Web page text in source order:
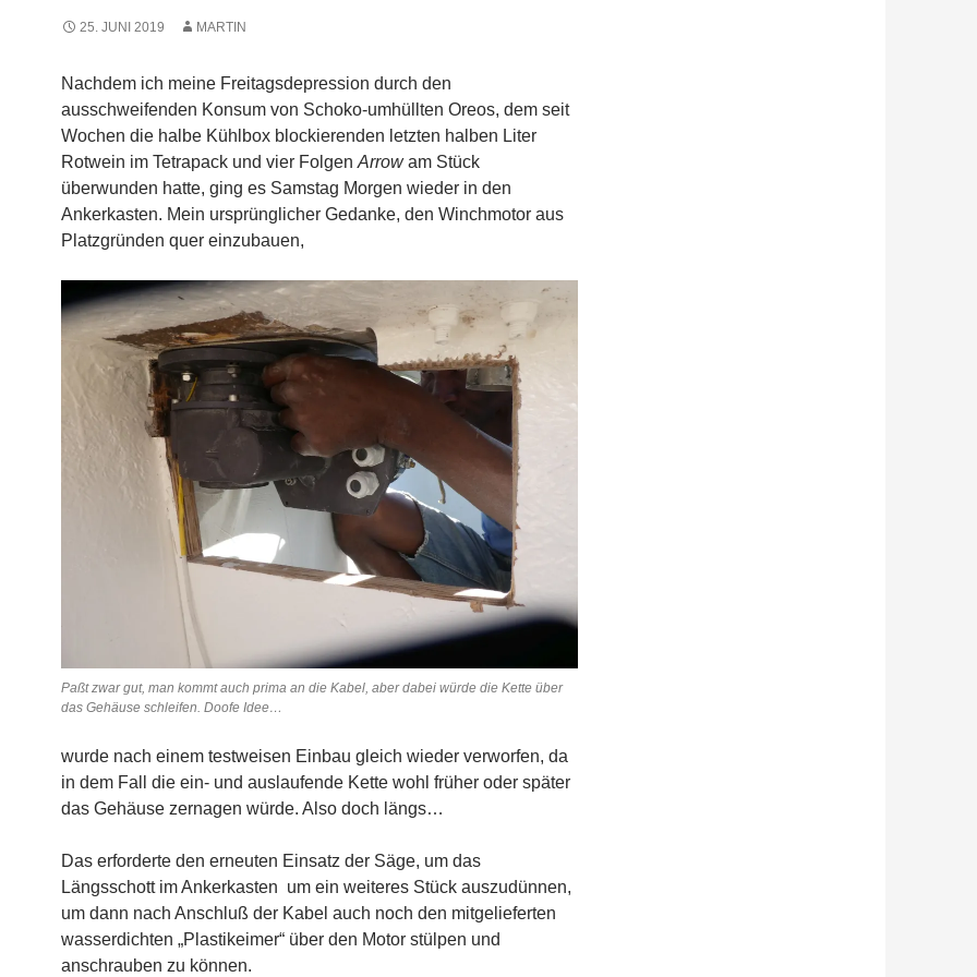
25. JUNI 2019 MARTIN
Nachdem ich meine Freitagsdepression durch den
ausschweifenden Konsum von Schoko-umhüllten Oreos, dem seit
Wochen die halbe Kühlbox blockierenden letzten halben Liter
Rotwein im Tetrapack und vier Folgen Arrowam Stück
überwunden hatte, ging es Samstag Morgen wieder in den
Ankerkasten. Mein ursprünglicher Gedanke, den Winchmotor aus
Platzgründen quer einzubauen,
Paßt zwar gut, man kommt auch prima an die Kabel, aber dabei würde die Kette über
das Gehäuse schleifen. Doofe Idee…
wurde nach einem testweisen Einbau gleich wieder verworfen, da
in dem Fall die ein- und auslaufende Kette wohl früher oder später
das Gehäuse zernagen würde. Also doch längs…
Das erforderte den erneuten Einsatz der Säge, um das
Längsschott im Ankerkasten um ein weiteres Stück auszudünnen,
um dann nach Anschluß der Kabel auch noch den mitgelieferten
wasserdichten „Plastikeimer“ über den Motor stülpen und
anschrauben zu können.